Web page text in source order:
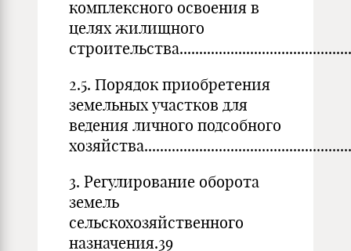
комплексного освоения в
целях жилищного
2.5. Порядок приобретения
земельных участков для
ведения личного подсобного
3. Регулирование оборота
земель
сельскохозяйственного
назначения.39